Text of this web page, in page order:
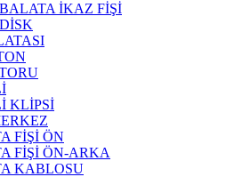
İKAZ FİŞİ
KLİPSİ
FİŞİ ÖN
FİŞİ ÖN-ARKA
KABLOSU